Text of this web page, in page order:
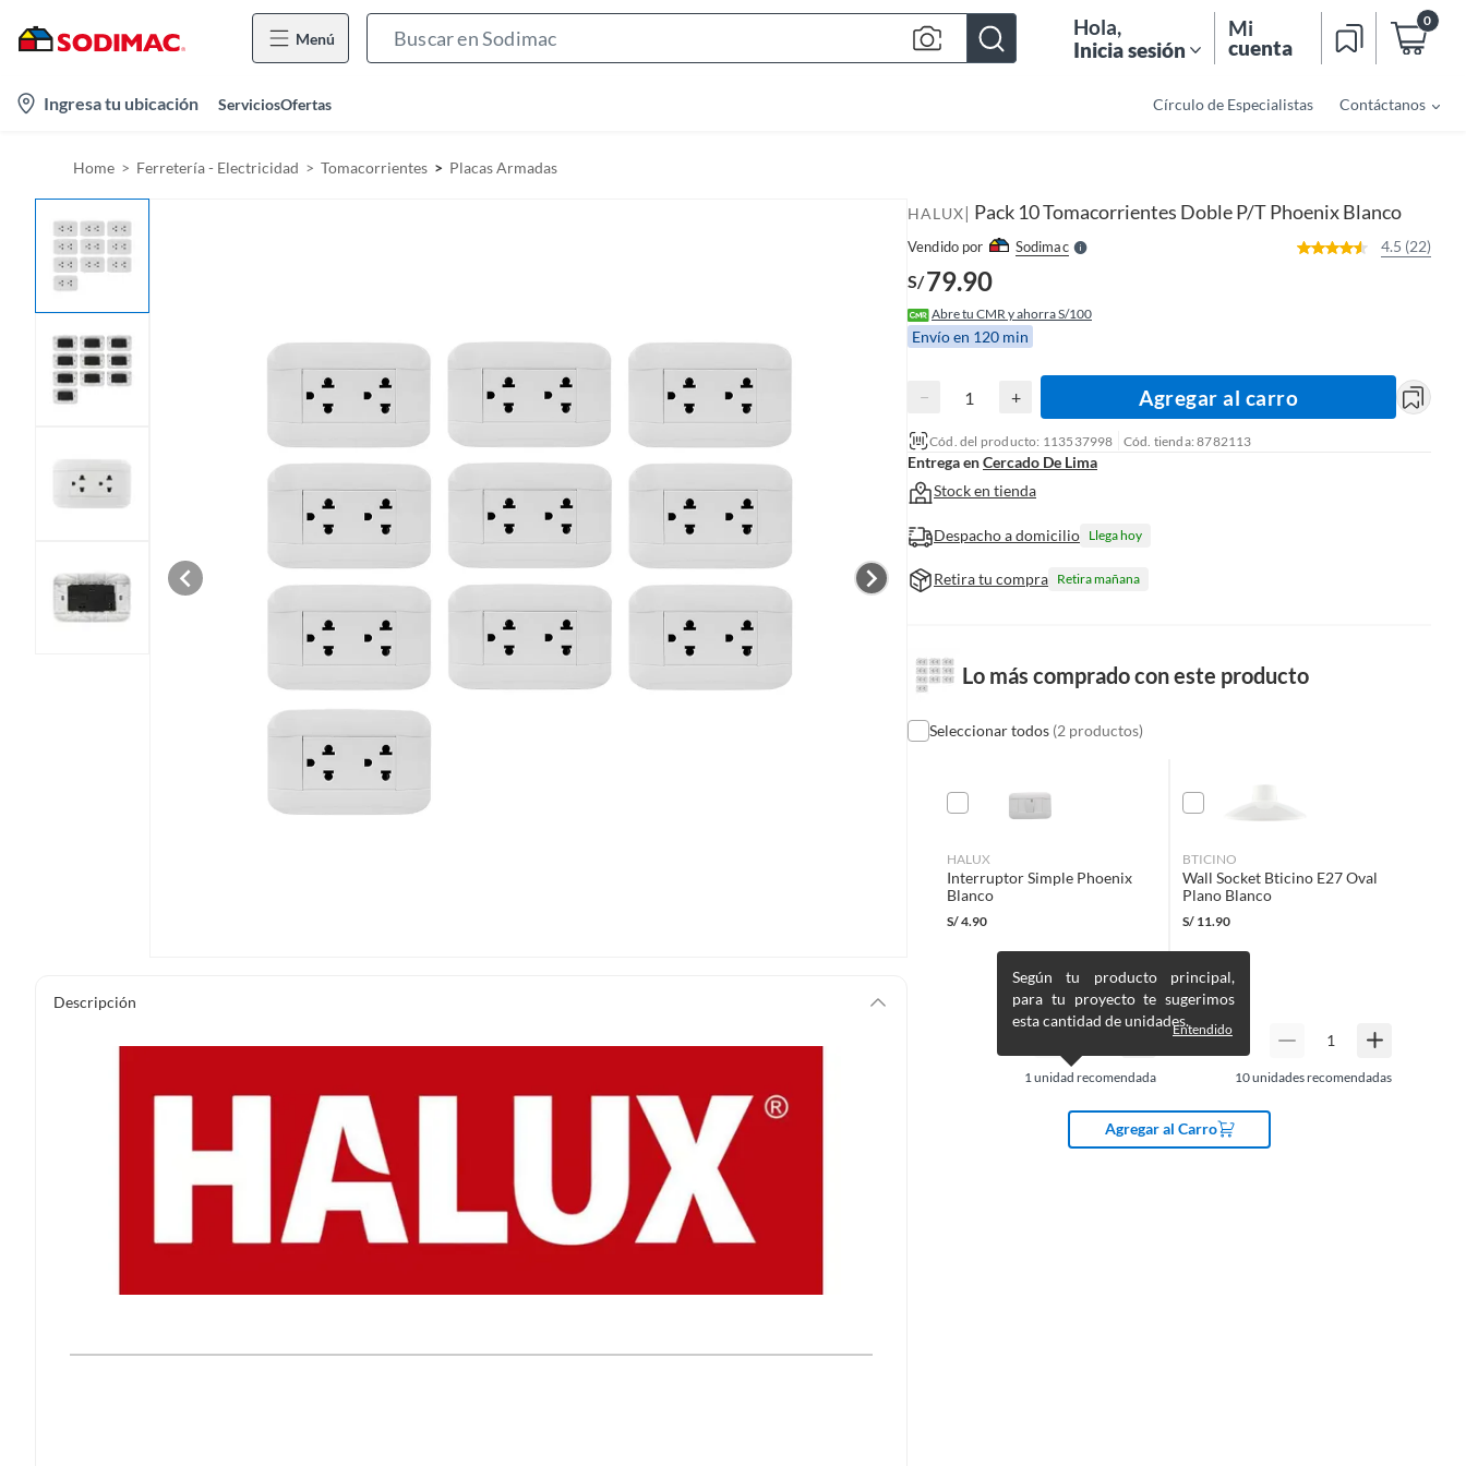
Menú Hola,
Inicia sesión
Mi
cuenta
0
Ingresa tu ubicación ServiciosOfertas Círculo de Especialistas Contáctanos
Home Ferretería - Electricidad Tomacorrientes Placas Armadas
Descripción
HALUX| Pack 10 Tomacorrientes Doble P/T Phoenix Blanco
Vendido por SodimacS
l
l
4.5 (22)
S/79.90
Abre tu CMR y ahorra S/100
Envío en 120 min
− + Agregar al carro
Cód. del producto: 113537998 Cód. tienda: 8782113
Entrega enCercado De Lima
Stock en tienda
Despacho a domicilio Llega hoy
Retira tu compra Retira mañana
Lo más comprado con este producto
Seleccionar todos (2 productos)
HALUX
Interruptor Simple Phoenix
Blanco
S/4.90
1 unidad recomendada
Según tu producto principal,
para tu proyecto te sugerimos
esta cantidad de unidades.Entendido
BTICINO
Wall Socket Bticino E27 Oval
Plano Blanco
S/ 11.90
10unidades recomendadas
Agregar al Carro